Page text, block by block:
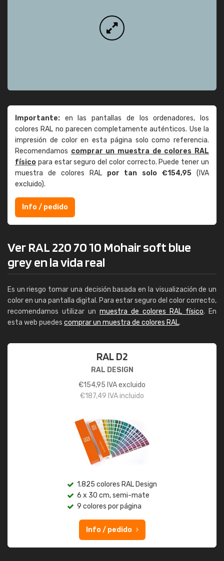
Importante: en las pantallas de los ordenadores, los
colores RAL no parecen completamente auténticos. Use la
impresión de color en esta página solo como referencia.
Recomendamos comprar un muestra de colores RAL
físico para estar seguro del color correcto. Puede tener un
muestra de colores RAL por tan solo €154,95 (IVA
excluido).
Info / pedido
Ver RAL 220 70 10 Mohair soft blue
grey en la vida real
Es un riesgo tomar una decisión basada en la visualización de un
color en una pantalla digital. Para estar seguro del color correcto,
recomendamos utilizar un muestra de colores RAL físico. En
esta web puedes comprar un muestra de colores RAL.
RAL D2
RAL DESIGN
€154,95 IVA excluido
€187,49 IVA incluido
1.825 colores RAL Design
6 x 30 cm, semi-mate
9 colores por página
Info / pedido